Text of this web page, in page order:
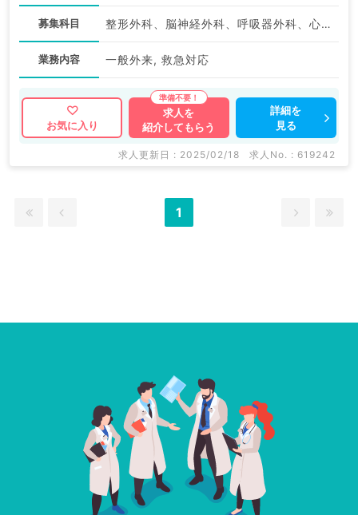
募集科目 整形外科、脳神経外科、呼吸器外科、心臓血管外科、麻酔科、一般内科、循環器内科、呼吸器内科、消化器内科、外科系全般、一般外科、消化器外科、総合診療科、救急科・ＩＣＵ
業務内容 一般外来, 救急対応
お気に入り
求人を
紹介してもらう
詳細を
見る
求人更新日 : 2025/02/18 求人No. : 619242
1